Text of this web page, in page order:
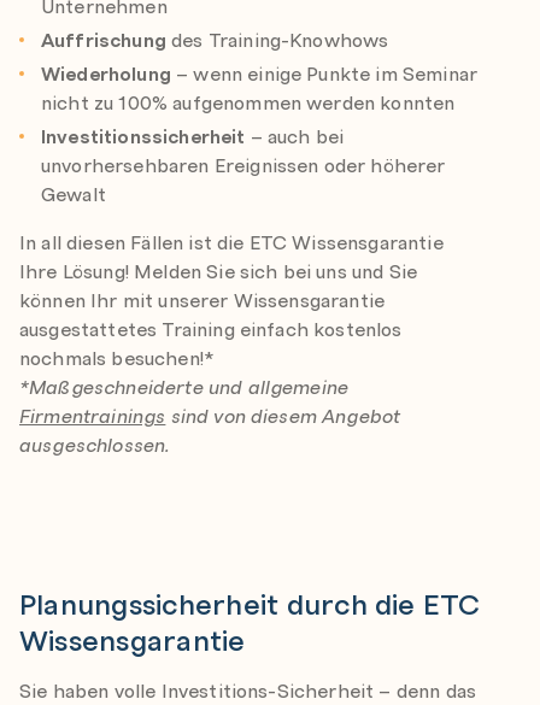
Unternehmen
Auffrischung des Training-Knowhows
Wiederholung – wenn einige Punkte im Seminar
nicht zu 100% aufgenommen werden konnten
Investitionssicherheit – auch bei
unvorhersehbaren Ereignissen oder höherer
Gewalt
In all diesen Fällen ist die ETC Wissensgarantie
Ihre Lösung! Melden Sie sich bei uns und Sie
können Ihr mit unserer Wissensgarantie
ausgestattetes Training einfach kostenlos
nochmals besuchen!*
*Maßgeschneiderte und allgemeine
Firmentrainings sind von diesem Angebot
ausgeschlossen.
Planungssicherheit durch die ETC
Wissensgarantie
Sie haben volle Investitions-Sicherheit – denn das